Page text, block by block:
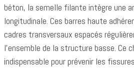
béton, la semelle filante intègre une
longitudinale. Ces barres haute
cadres transversaux espacés
l'ensemble de la structure basse. Ce
indispensable pour prévenir les